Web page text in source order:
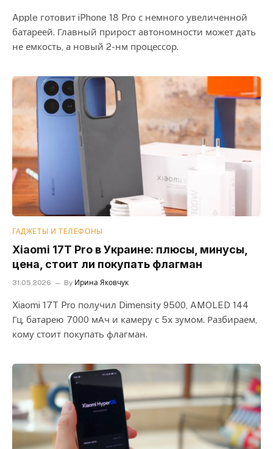
Apple готовит iPhone 18 Pro с немного увеличенной
батареей. Главный прирост автономности может дать
не емкость, а новый 2-нм процессор.
ГАДЖЕТЫ И ТЕЛЕФОНЫ
Xiaomi 17T Pro в Украине: плюсы, минусы,
цена, стоит ли покупать флагман
31.05.2026 By Ирина Яковчук
Xiaomi 17T Pro получил Dimensity 9500, AMOLED 144
Гц, батарею 7000 мАч и камеру с 5x зумом. Разбираем,
кому стоит покупать флагман.